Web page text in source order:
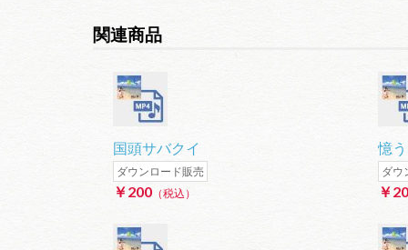
関連商品
国頭サバクイ
ダウンロード販売
￥200 （税込）
憶う
ダウ
￥